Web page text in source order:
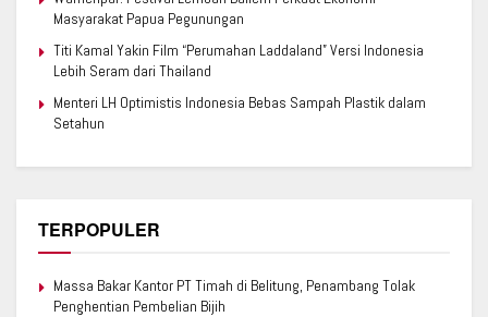
Masyarakat Papua Pegunungan
Titi Kamal Yakin Film “Perumahan Laddaland” Versi Indonesia
Lebih Seram dari Thailand
Menteri LH Optimistis Indonesia Bebas Sampah Plastik dalam
Setahun
TERPOPULER
Massa Bakar Kantor PT Timah di Belitung, Penambang Tolak
Penghentian Pembelian Bijih